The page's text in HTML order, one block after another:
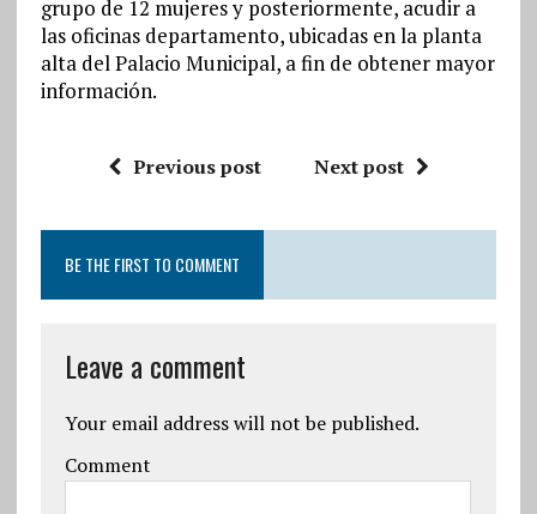
grupo de 12 mujeres y posteriormente, acudir a
las oficinas departamento, ubicadas en la planta
alta del Palacio Municipal, a fin de obtener mayor
información.
Previous post Next post
BE THE FIRST TO COMMENT
Leave a comment
Your email address will not be published.
Comment